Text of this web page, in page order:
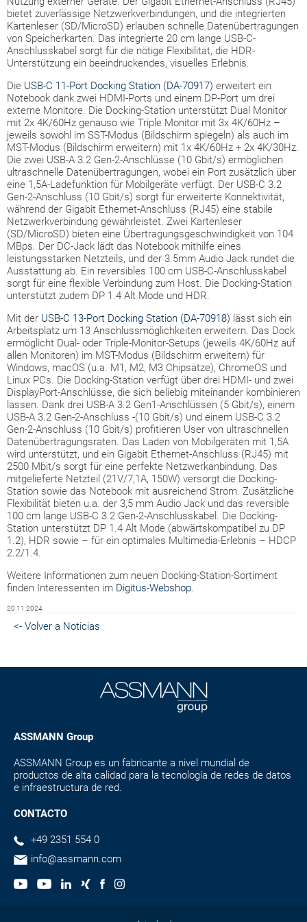
bietet zuverlässige Netzwerkverbindungen, und die integrierten
Kartenleser (SD/MicroSD) erlauben schnelle Datenübertragungen
von Speicherkarten. Das integrierte 20 cm lange USB-C-
Anschlusskabel sorgt für die nötige Flexibilität, die HDR-
Unterstützung ein beeindruckendes, visuelles Erlebnis.
Die USB-C 11-Port Docking Station (DA-70917) erweitert ein
Notebook dank zwei HDMI-Ports und einem DP-Port um drei
externe Monitore. Die Docking-Station unterstützt Dual Monitor
mit 2x 4K/60Hz genauso wie Triple Monitor mit 3x 4K/60Hz –
jeweils sowohl im SST-Modus (Bildschirm spiegeln) als auch im
MST-Modus (Bildschirm erweitern) mit 1x 4K/60Hz + 2x 4K/30Hz.
Die zwei USB-A 3.2 Gen-2-Anschlüsse (10 Gbit/s) ermöglichen
ultraschnelle Datenübertragungen, wobei ein Port zusätzlich über
eine 1,5A-Ladefunktion für Mobilgeräte verfügt. Der USB-C 3.2
Gen-2-Anschluss (10 Gbit/s) sorgt für erweiterte Konnektivität,
während der Gigabit Ethernet-Anschluss (RJ45) eine stabile
Netzwerkverbindung gewährleistet. Zwei Kartenleser
(SD/MicroSD) bieten eine Übertragungsgeschwindigkeit von 104
MBps. Der DC-Jack lädt das Notebook mithilfe eines
leistungsstarken Netzteils, und der 3.5mm Audio Jack rundet die
Ausstattung ab. Ein reversibles 100 cm USB-C-Anschlusskabel
sorgt für eine flexible Verbindung zum Host. Die Docking-Station
unterstützt zudem DP 1.4 Alt Mode und HDR.
Mit der USB-C 13-Port Docking Station (DA-70918) lässt sich ein
Arbeitsplatz um 13 Anschlussmöglichkeiten erweitern. Das Dock
ermöglicht Dual- oder Triple-Monitor-Setups (jeweils 4K/60Hz auf
allen Monitoren) im MST-Modus (Bildschirm erweitern) für
Windows, macOS (u.a. M1, M2, M3 Chipsätze), ChromeOS und
Linux PCs. Die Docking-Station verfügt über drei HDMI- und zwei
DisplayPort-Anschlüsse, die sich beliebig miteinander kombinieren
lassen. Dank drei USB-A 3.2 Gen1-Anschlüssen (5 Gbit/s), einem
USB-A 3.2 Gen-2-Anschluss -(10 Gbit/s) und einem USB-C 3.2
Gen-2-Anschluss (10 Gbit/s) profitieren User von ultraschnellen
Datenübertragungsraten. Das Laden von Mobilgeräten mit 1,5A
wird unterstützt, und ein Gigabit Ethernet-Anschluss (RJ45) mit
2500 Mbit/s sorgt für eine perfekte Netzwerkanbindung. Das
mitgelieferte Netzteil (21V/7,1A, 150W) versorgt die Docking-
Station sowie das Notebook mit ausreichend Strom. Zusätzliche
Flexibilität bieten u.a. der 3,5 mm Audio Jack und das reversible
100 cm lange USB-C 3.2 Gen-2-Anschlusskabel. Die Docking-
Station unterstützt DP 1.4 Alt Mode (abwärtskompatibel zu DP
1.2), HDR sowie – für ein optimales Multimedia-Erlebnis – HDCP
2.2/1.4.
Weitere Informationen zum neuen Docking-Station-Sortiment
finden Interessenten im Digitus-Webshop.
20.11.2024
<- Volver a Noticias
ASSMANN Group
ASSMANN Group es un fabricante a nivel mundial de
productos de alta calidad para la tecnología de redes de datos
e infraestructura de red.
CONTACTO
+49 2351 554 0
info@assmann.com